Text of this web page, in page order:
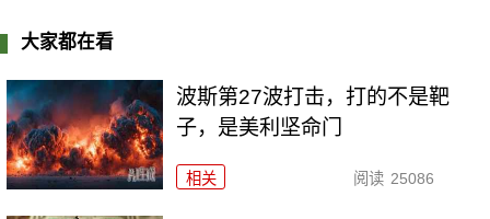
大家都在看
波斯第27波打击，打的不是靶
子，是美利坚命门
相关 阅读 25086